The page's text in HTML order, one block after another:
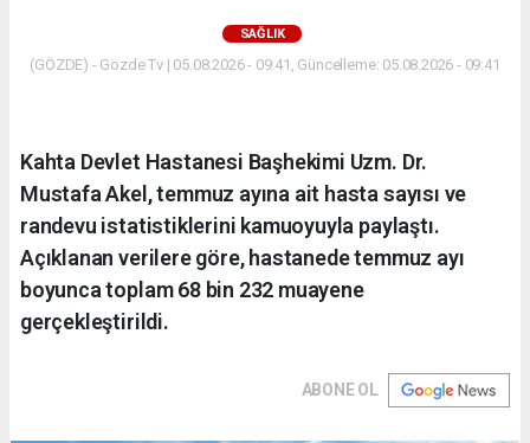
SAĞLIK
(GÖZDE) - Gözde Tv | 05.08.2026 - 09:41, Güncelleme: 05.08.2026 - 09:41
Kahta Devlet Hastanesi Başhekimi Uzm. Dr.
Mustafa Akel, temmuz ayına ait hasta sayısı ve
randevu istatistiklerini kamuoyuyla paylaştı.
Açıklanan verilere göre, hastanede temmuz ayı
boyunca toplam 68 bin 232 muayene
gerçekleştirildi.
ABONE OL